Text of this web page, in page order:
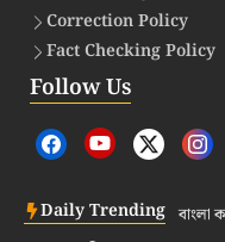
Correction Policy
Fact Checking Policy
Follow Us
Daily Trending বাংলা